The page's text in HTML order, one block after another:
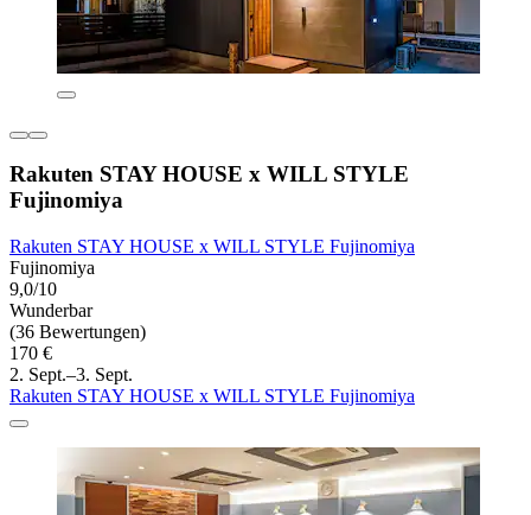
Rakuten STAY HOUSE x WILL STYLE
Fujinomiya
Rakuten STAY HOUSE x WILL STYLE Fujinomiya
Fujinomiya
9,0/10
Wunderbar
(36 Bewertungen)
170 €
2. Sept.–3. Sept.
Rakuten STAY HOUSE x WILL STYLE Fujinomiya